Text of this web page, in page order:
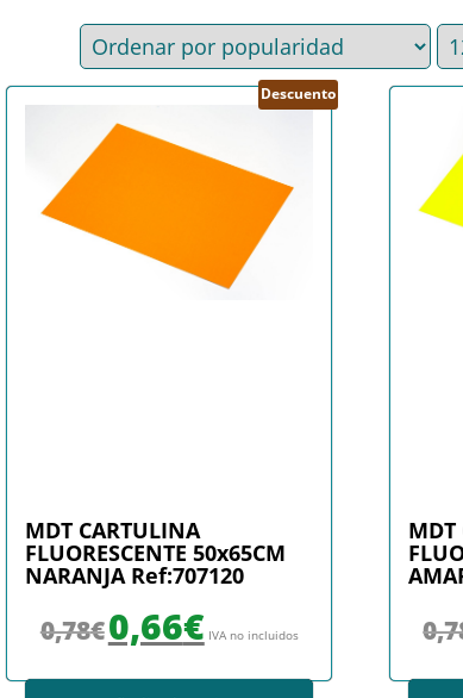
Descuento
MDT CARTULINA
FLUORESCENTE 50x65CM
NARANJA Ref:707120
0,78€0,66€ IVA no incluidos
MDT